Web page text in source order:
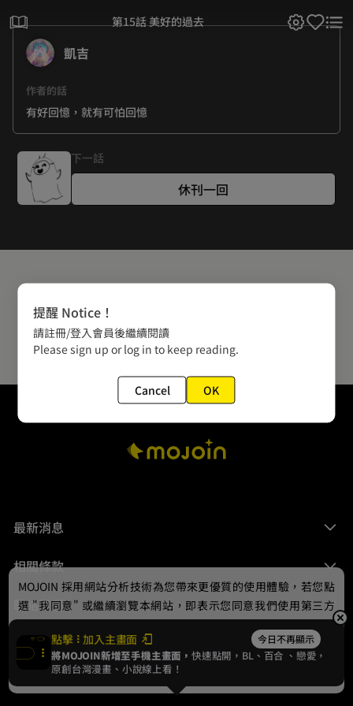
第15話 美好的過去
凱吉
作者的話
有好回憶，就有可怕回憶
下一話
休刊一回
最新消息
相關條款
聯絡我們
© 2024 gamania Digital Entertainment Co., Ltd.
點擊 加入主畫面 今日不再顯示
將MOJOIN新增至手機主畫面，快速點開，BL、 百合 、戀愛，
原創台灣漫畫、小說線上看！
MOJOIN 採用網站分析技術為您帶來更優質的使用體驗，若您點
選 "我同意" 或繼續瀏覽本網站，即表示您同意我們使用第三方
Cookie，欲瞭解更多資訊請見隱私權政策。
我同意
提醒 Notice！
請註冊/登入會員後繼續閱讀
Please sign up or log in to keep reading.
Cancel OK